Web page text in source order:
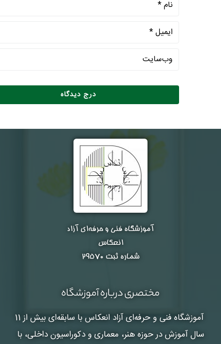
آموزشگاه فنی و حرفه‌ای آزاد
انعکاس
شماره ثبت ۲۹۵۷۰
مختصری درباره آموزشگاه
آموزشگاه فنی و حرفه‌ای آزاد انعکاس
با سابقه‌ای بیش از 11
سال آموزش در حوزه هنر، معماری و دکوراسیون داخلی، با